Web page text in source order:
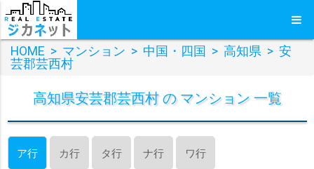
HOME > マンション > 中国・四国 > 高知県 > 安
芸郡芸西村
高知県安芸郡芸西村 の マンション 一覧
ア行 カ行 タ行 ナ行 ワ行